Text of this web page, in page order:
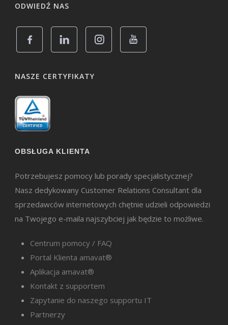
ODWIEDŹ NAS
NASZE CERTYFIKATY
OBSŁUGA KLIENTA
Potrzebujesz pomocy lub porady specjalistycznej?
Nasz dedykowany Customer Relations Consultant dla
sprzedawców internetowych chętnie udzieli odpowiedzi
na Twojego e-maila najszybciej jak będzie to możliwe.
Centrum pomocy / FAQ
Portal Klienta amavat®
Aplikacja amavat®
Kontakt z supportem
Zapytanie do naszego supportu IT
Partnerzy